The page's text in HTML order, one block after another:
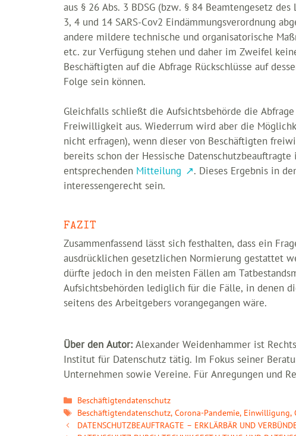
aus § 26 Abs. 3 BDSG (bzw. § 84 Beamtengesetz
3, 4 und 14 SARS-Cov2 Eindämmungsverordnung
andere mildere technische und organisatorische
etc. zur Verfügung stehen und daher im Zweifel
Beschäftigten auf die Abfrage Rückschlüsse auf
Folge sein können.
Gleichfalls schließt die Aufsichtsbehörde die
Freiwilligkeit aus. Wiederrum wird aber die
nicht erfragen), wenn dieser von Beschäftigten
bereits schon der Hessische Datenschutzbeauftragte
entsprechenden Mitteilung
. Dieses Ergebnis in
interessengerecht sein.
FAZIT
Zusammenfassend lässt sich festhalten, dass ein
ausdrücklichen gesetzlichen Normierung gestattet
dürfte jedoch in den meisten Fällen am
Aufsichtsbehörden lediglich für die Fälle, in denen
seitens des Arbeitgebers vorangegangen wäre.
Über den Autor:Alexander Weidenhammer ist
Institut für Datenschutz tätig. Im Fokus seiner
Unternehmen sowie Vereine. Für Anregungen und
Kategorien
Beschäftigtendatenschutz
Schlagwörter
Beschäftigtendatenschutz,Corona-Pandemie, Einwilligung,
DATENSCHUTZBEAUFTRAGTE – ERKLÄRBÄR UND